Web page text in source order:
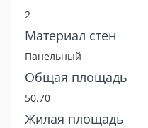
2
Материал стен
Панельный
Общая площадь
50.70
Жилая площадь